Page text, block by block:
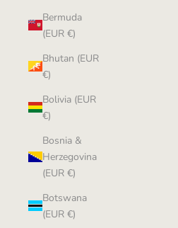
Bermuda
(EUR €)
Bhutan (EUR
€)
Bolivia (EUR
€)
Bosnia &
Herzegovina
(EUR €)
Botswana
(EUR €)